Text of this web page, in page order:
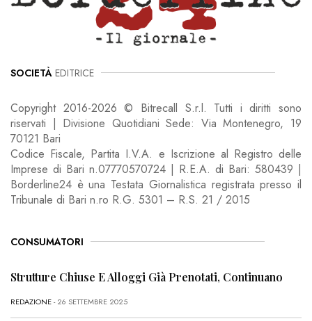
SOCIETÀ EDITRICE
Copyright 2016-2026 © Bitrecall S.r.l. Tutti i diritti sono
riservati | Divisione Quotidiani Sede: Via Montenegro, 19
70121 Bari
Codice Fiscale, Partita I.V.A. e Iscrizione al Registro delle
Imprese di Bari n.07770570724 | R.E.A. di Bari: 580439 |
Borderline24 è una Testata Giornalistica registrata presso il
Tribunale di Bari n.ro R.G. 5301 – R.S. 21 / 2015
CONSUMATORI
Strutture Chiuse E Alloggi Già Prenotati, Continuano
REDAZIONE- 26 SETTEMBRE 2025